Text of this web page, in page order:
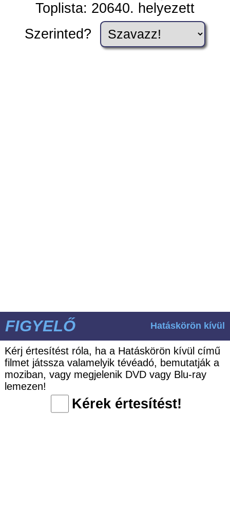
Toplista: 20640. helyezett
Szerinted?
FIGYELŐ Hatáskörön kívül
Kérj értesítést róla, ha a Hatáskörön kívül című
filmet játssza valamelyik tévéadó, bemutatják a
moziban, vagy megjelenik DVD vagy Blu-ray
lemezen!
Kérek értesítést!